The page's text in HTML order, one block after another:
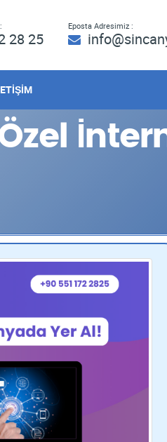
28 25
Eposta Adresimiz :